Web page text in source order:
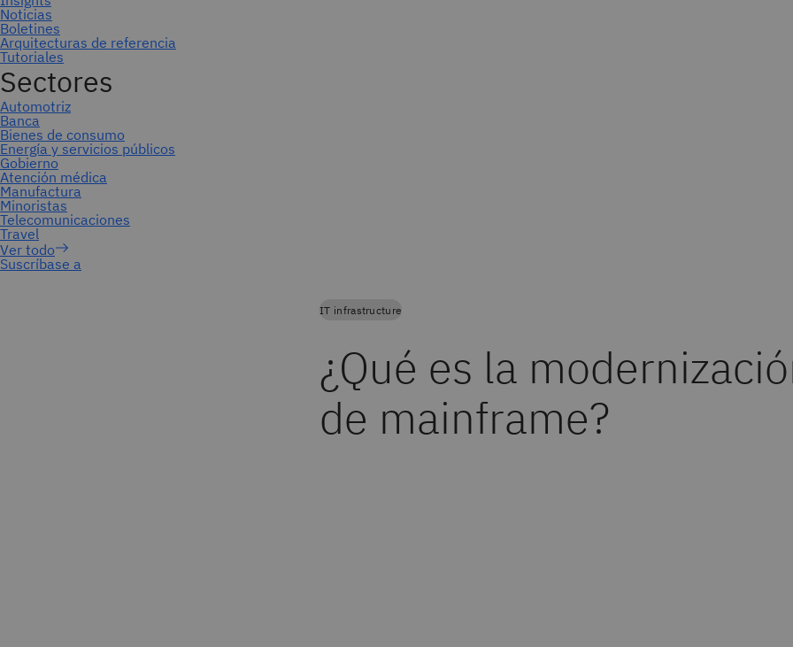
Suscríbase a
IT infrastructure
¿Qué es la
de mainframe?